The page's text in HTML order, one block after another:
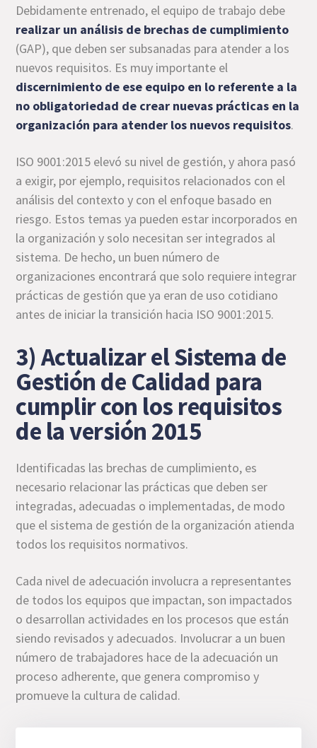
Debidamente entrenado, el equipo de trabajo debe
realizar un análisis de brechas de cumplimiento
(GAP), que deben ser subsanadas para atender a los
nuevos requisitos. Es muy importante el
discernimiento de ese equipo en lo referente a la
no obligatoriedad de crear nuevas prácticas en la
organización para atender los nuevos requisitos.
ISO 9001:2015 elevó su nivel de gestión, y ahora pasó
a exigir, por ejemplo, requisitos relacionados con el
análisis del contexto y con el enfoque basado en
riesgo. Estos temas ya pueden estar incorporados en
la organización y solo necesitan ser integrados al
sistema. De hecho, un buen número de
organizaciones encontrará que solo requiere integrar
prácticas de gestión que ya eran de uso cotidiano
antes de iniciar la transición hacia ISO 9001:2015.
3) Actualizar el Sistema de
Gestión de Calidad para
cumplir con los requisitos
de la versión 2015
Identificadas las brechas de cumplimiento, es
necesario relacionar las prácticas que deben ser
integradas, adecuadas o implementadas, de modo
que el sistema de gestión de la organización atienda
todos los requisitos normativos.
Cada nivel de adecuación involucra a representantes
de todos los equipos que impactan, son impactados
o desarrollan actividades en los procesos que están
siendo revisados y adecuados. Involucrar a un buen
número de trabajadores hace de la adecuación un
proceso adherente, que genera compromiso y
promueve la cultura de calidad.